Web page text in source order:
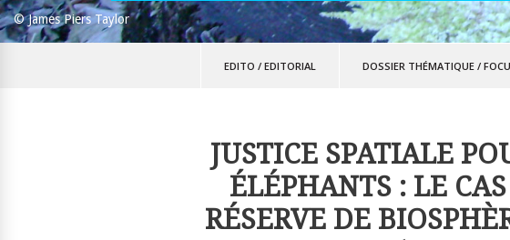
© James Piers Taylor
EDITO / EDITORIAL DOSSIER THÉMATIQUE/
JUSTICE SPATIALE
ÉLÉPHANTS : LE
RÉSERVE DE